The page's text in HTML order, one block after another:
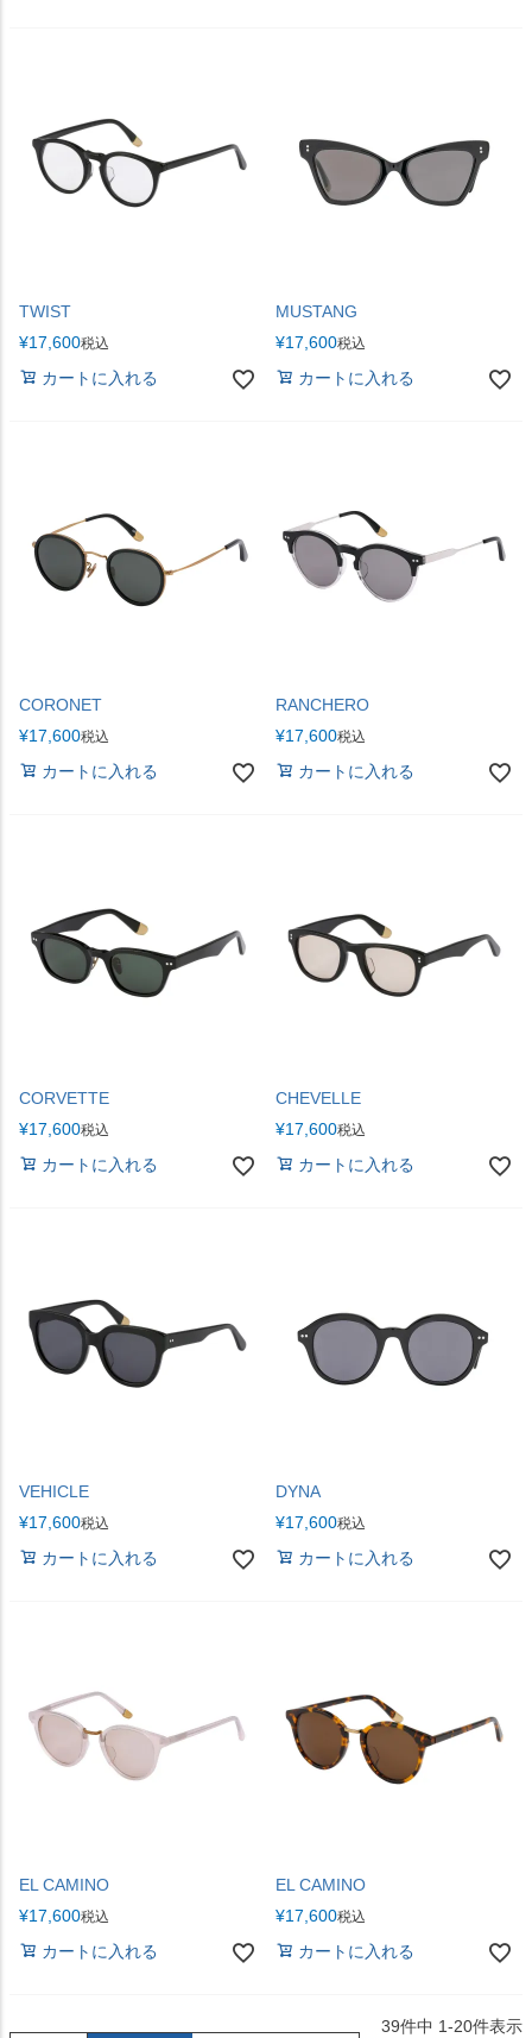
TWIST
¥17,600税込
カートに入れる
MUSTANG
¥17,600税込
カートに入れる
CORONET
¥17,600税込
カートに入れる
RANCHERO
¥17,600税込
カートに入れる
CORVETTE
¥17,600税込
カートに入れる
CHEVELLE
¥17,600税込
カートに入れる
VEHICLE
¥17,600税込
カートに入れる
DYNA
¥17,600税込
カートに入れる
EL CAMINO
¥17,600税込
カートに入れる
EL CAMINO
¥17,600税込
カートに入れる
39件中 1-20件表示